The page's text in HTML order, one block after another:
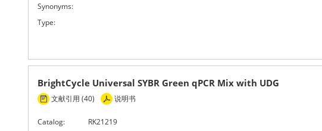
Synonyms:
Type:
BrightCycle Universal SYBR Green qPCR Mix with UDG
文献引用 (40) 说明书
Catalog:
RK21219